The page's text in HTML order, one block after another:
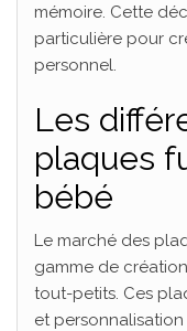
mémoire. Cette
particulière pour
personnel.
Les
plaques
bébé
Le marché des
gamme de
tout-petits. Ces
et